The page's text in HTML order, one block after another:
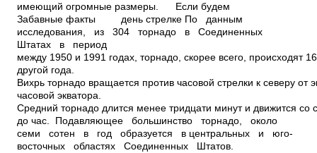
имеющий огромные размеры. Если будем
Забавные факты день стрелке По данным
исследования, из 304 торнадо в Соединенных
Штатах в период
между 1950 и 1991 годах, торнадо, скорее всего, происходят
другой года.
Вихрь торнадо вращается против часовой стрелки к северу от
часовой экватора.
Средний торнадо длится менее тридцати минут и движится со
до час. Подавляющее большинство торнадо, около
семи сотен в год образуется в центральных и юго­
восточных областях Соединенных Штатов.